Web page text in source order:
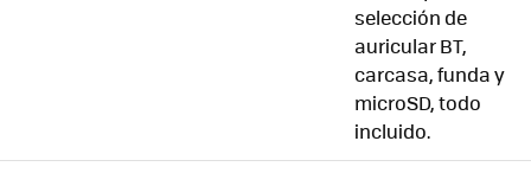
selección de
auricular BT,
carcasa, funda y
microSD, todo
incluido.